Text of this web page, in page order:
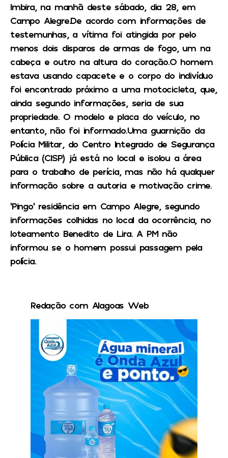
Imbira, na manhã deste sábado, dia 28, em
Campo Alegre.De acordo com informações de
testemunhas, a vítima foi atingida por pelo
menos dois disparos de armas de fogo, um na
cabeça e outro na altura do coração.O homem
estava usando capacete e o corpo do indivíduo
foi encontrado próximo a uma motocicleta, que,
ainda segundo informações, seria de sua
propriedade. O modelo e placa do veículo, no
entanto, não foi informado.Uma guarnição da
Polícia Militar, do Centro Integrado de Segurança
Pública (CISP) já está no local e isolou a área
para o trabalho de perícia, mas não há qualquer
informação sobre a autoria e motivação crime.
‘Pingo’ residência em Campo Alegre, segundo
informações colhidas no local da ocorrência, no
loteamento Benedito de Lira. A PM não
informou se o homem possui passagem pela
polícia.
Redação com Alagoas Web